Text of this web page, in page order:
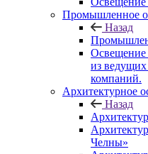
Промышленное
Назад
Освещение
из
компаний.
Архитектурное
Назад
Челны»